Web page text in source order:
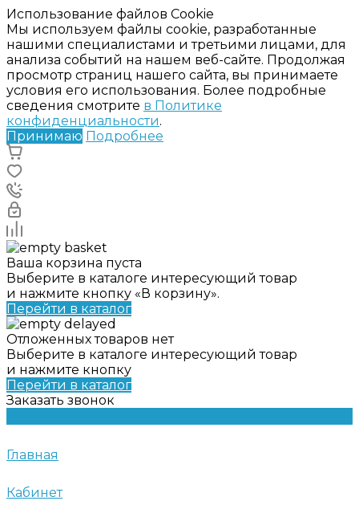
Использование файлов Cookie
Мы используем файлы cookie, разработанные
нашими специалистами и третьими лицами, для
анализа событий на нашем веб-сайте. Продолжая
просмотр страниц нашего сайта, вы принимаете
условия его использования. Более подробные
сведения смотрите в Политике
конфиденциальности.
Принимаю Подробнее
Ваша корзина пуста
Выберите в каталоге интересующий товар
и нажмите кнопку «В корзину».
Перейти в каталог
Отложенных товаров нет
Выберите в каталоге интересующий товар
и нажмите кнопку
Перейти в каталог
Заказать звонок
Главная
Кабинет